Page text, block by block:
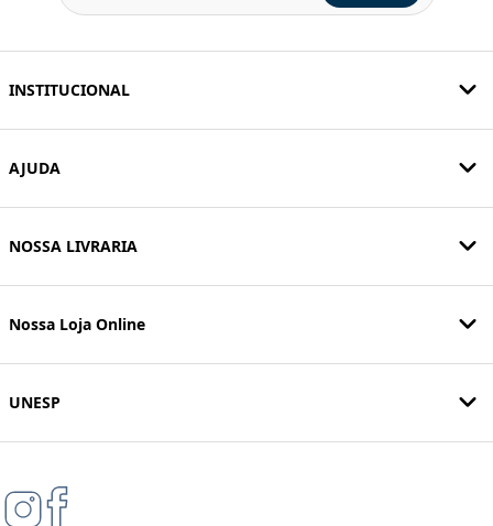
INSTITUCIONAL
AJUDA
NOSSA LIVRARIA
Nossa Loja Online
UNESP